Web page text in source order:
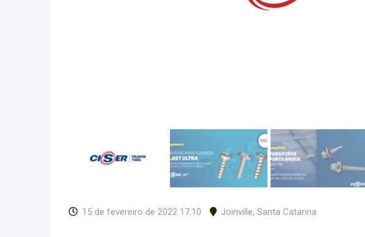
15 de fevereiro de 2022 17:10 Joinville, Santa Catarina